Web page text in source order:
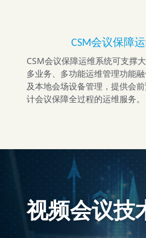
CSM会议保障
CSM会议保障运维系统可支撑
多业务、多功能运维管理功能
及本地会场设备管理，提供会
计会议保障全过程的运维服务。
视频会议技